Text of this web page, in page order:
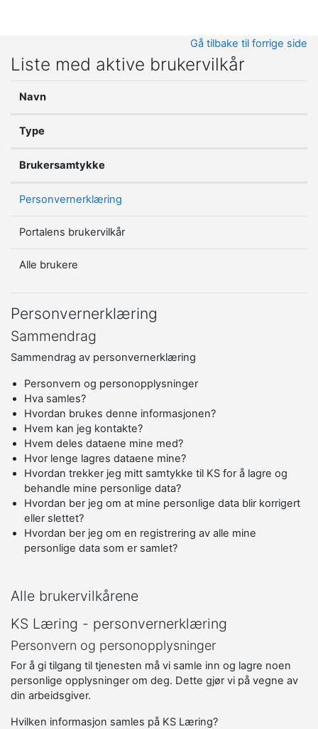
Gå tilbake til forrige side
Liste med aktive brukervilkår
Navn
Type
Brukersamtykke
Personvernerklæring
Portalens brukervilkår
Alle brukere
Personvernerklæring
Sammendrag
Sammendrag av personvernerklæring
Personvern og personopplysninger
Hva samles?
Hvordan brukes denne informasjonen?
Hvem kan jeg kontakte?
Hvem deles dataene mine med?
Hvor lenge lagres dataene mine?
Hvordan trekker jeg mitt samtykke til KS for å lagre og
behandle mine personlige data?
Hvordan ber jeg om at mine personlige data blir korrigert
eller slettet?
Hvordan ber jeg om en registrering av alle mine
personlige data som er samlet?
Alle brukervilkårene
KS Læring - personvernerklæring
Personvern og personopplysninger
For å gi tilgang til tjenesten må vi samle inn og lagre noen
personlige opplysninger om deg. Dette gjør vi på vegne av
din arbeidsgiver.
Hvilken informasjon samles på KS Læring?